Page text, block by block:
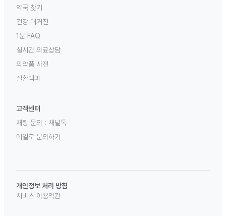
약국 찾기
건강 매거진
1분 FAQ
실시간 의료상담
의약품 사전
질환백과
고객센터
채팅 문의 : 채널톡
메일로 문의하기
개인정보 처리 방침
서비스 이용약관